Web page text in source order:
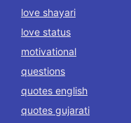
love shayari
love status
motivational
questions
quotes english
quotes gujarati